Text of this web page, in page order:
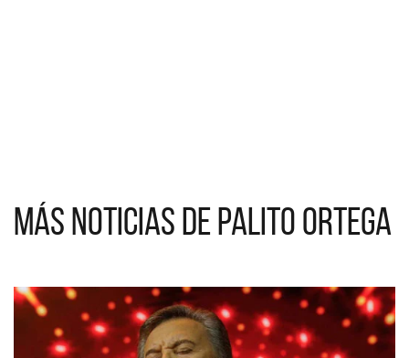
Más noticias de Palito Ortega